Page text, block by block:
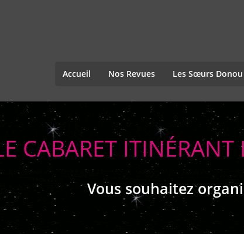
Accueil Nos Revues Les Sœurs Donou
CABARET
Vous souhaitez